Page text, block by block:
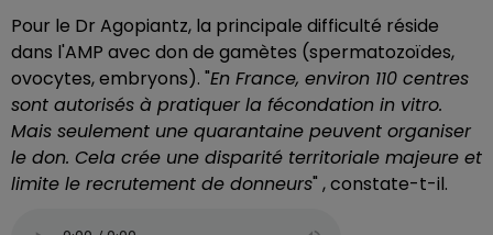
Pour le Dr Agopiantz, la principale difficulté réside
dans l'AMP avec don de gamètes (spermatozoïdes,
ovocytes, embryons). "En France, environ 110 centres
sont autorisés à pratiquer la fécondation in vitro.
Mais seulement une quarantaine peuvent organiser
le don. Cela crée une disparité territoriale majeure et
limite le recrutement de donneurs" , constate-t-il.